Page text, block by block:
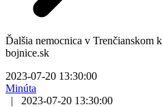
Ďalšia nemocnica v Trenčianskom
bojnice.sk
2023-07-20 13:30:00
Minúta
|
2023-07-20 13:30:00